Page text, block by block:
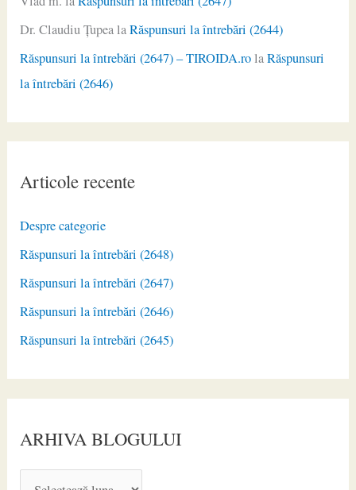
Dr. Claudiu ŢupealaRăspunsuri la întrebări (2644)
Răspunsuri la întrebări (2647) – TIROIDA.rolaRăspunsuri
la întrebări (2646)
Articole recente
Despre categorie
Răspunsuri la întrebări (2648)
Răspunsuri la întrebări (2647)
Răspunsuri la întrebări (2646)
Răspunsuri la întrebări (2645)
ARHIVA BLOGULUI